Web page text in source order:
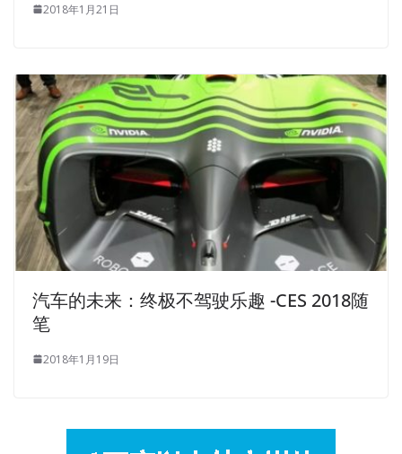
2018年1月21日
汽车的未来：终极不驾驶乐趣 -CES 2018随
笔
2018年1月19日